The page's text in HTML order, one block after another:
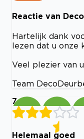
Reactie van
Hartelijk dank
lezen dat u onze
Veel plezier van
Team
7
Helemaal goed